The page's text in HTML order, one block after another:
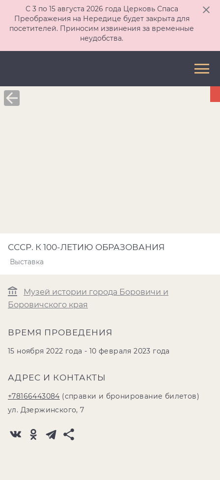
С 3 по 15 августа 2026 года Церковь Спаса
Преображения на Нередице будет закрыта для
посетителей. Приносим извинения за временные
неудобства.
СССР. К 100-ЛЕТИЮ ОБРАЗОВАНИЯ
Выставка
Музей истории города Боровичи и
Боровичского края
ВРЕМЯ ПРОВЕДЕНИЯ
15 ноября 2022 года - 10 февраля 2023 года
АДРЕС И КОНТАКТЫ
+78166443084 (справки и бронирование билетов)
ул. Дзержинского, 7